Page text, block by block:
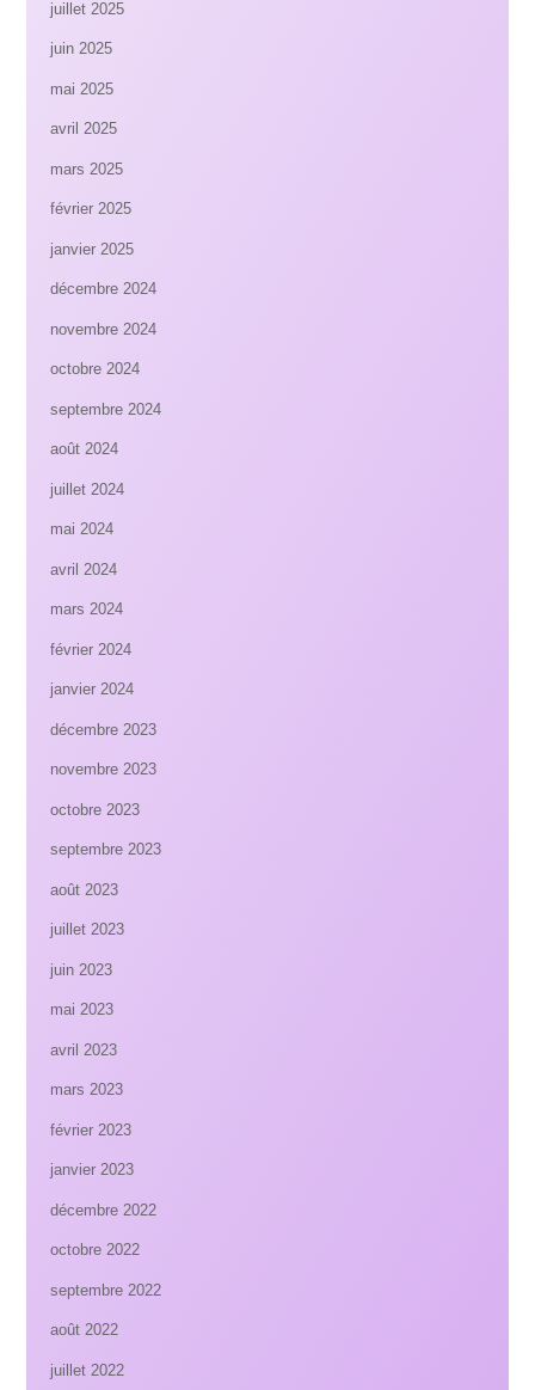
juillet 2025
juin 2025
mai 2025
avril 2025
mars 2025
février 2025
janvier 2025
décembre 2024
novembre 2024
octobre 2024
septembre 2024
août 2024
juillet 2024
mai 2024
avril 2024
mars 2024
février 2024
janvier 2024
décembre 2023
novembre 2023
octobre 2023
septembre 2023
août 2023
juillet 2023
juin 2023
mai 2023
avril 2023
mars 2023
février 2023
janvier 2023
décembre 2022
octobre 2022
septembre 2022
août 2022
juillet 2022